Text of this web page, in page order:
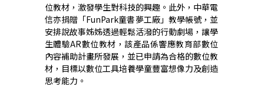
位教材，激發學生對科技的興趣。此外，中華電
信亦捐贈「FunPark童書夢工廠」教學帳號，並
安排說故事姊姊透過輕鬆活潑的行動劇場，讓學
生體驗AR數位教材，該產品係響應教育部數位
內容補助計畫所發展，並已申請為合格的數位教
材，目標以數位工具培養學童豐富想像力及創造
思考能力。